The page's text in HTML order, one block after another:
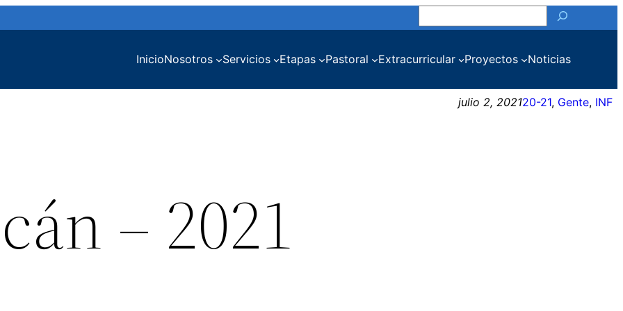
InicioNosotros Servicios Etapas Pastoral Extracurricular Proyectos Noticias
julio 2, 202120-21, Gente, INF
– 2021